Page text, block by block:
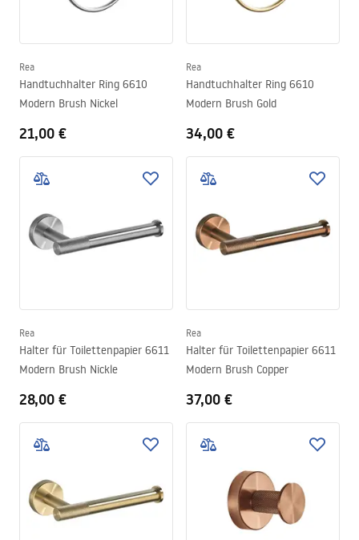
Rea
Handtuchhalter Ring 6610
Modern Brush Nickel
21,00 €
Rea
Handtuchhalter Ring 6610
Modern Brush Gold
34,00 €
Rea
Halter für Toilettenpapier 6611
Modern Brush Nickle
28,00 €
Rea
Halter für Toilettenpapier 6611
Modern Brush Copper
37,00 €